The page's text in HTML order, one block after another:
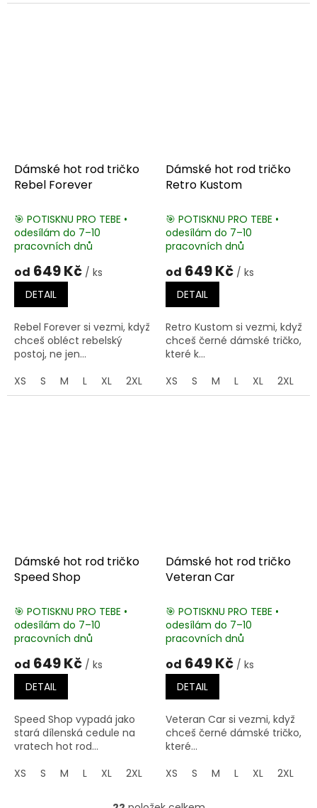
Dámské hot rod tričko
Rebel Forever
🎯 POTISKNU PRO TEBE •
odesílám do 7–10
pracovních dnů
od 649 Kč / ks
DETAIL
Rebel Forever si vezmi, když
chceš obléct rebelský
postoj, ne jen...
XS
S M L XL 2XL 3XL
Dámské hot rod tričko
Retro Kustom
🎯 POTISKNU PRO TEBE •
odesílám do 7–10
pracovních dnů
od 649 Kč / ks
DETAIL
Retro Kustom si vezmi, když
chceš černé dámské tričko,
které k...
XS
S M L XL 2XL
Dámské hot rod tričko
Speed Shop
🎯 POTISKNU PRO TEBE •
odesílám do 7–10
pracovních dnů
od 649 Kč / ks
DETAIL
Speed Shop vypadá jako
stará dílenská cedule na
vratech hot rod...
XS
S M L XL 2XL 3XL
Dámské hot rod tričko
Veteran Car
🎯 POTISKNU PRO TEBE •
odesílám do 7–10
pracovních dnů
od 649 Kč / ks
DETAIL
Veteran Car si vezmi, když
chceš černé dámské tričko,
které...
XS
S M L XL 2XL